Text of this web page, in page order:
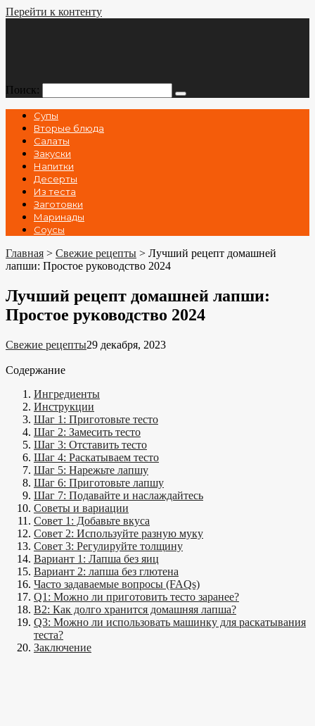
Перейти к контенту
Поиск:
Супы
Вторые блюда
Салаты
Закуски
Напитки
Десерты
Из теста
Заготовки
Маринады
Соусы
Главная > Свежие рецепты > Лучший рецепт домашней
лапши: Простое руководство 2024
Лучший рецепт домашней лапши:
Простое руководство 2024
Свежие рецепты29 декабря, 2023
Содержание
Ингредиенты
Инструкции
Шаг 1: Приготовьте тесто
Шаг 2: Замесить тесто
Шаг 3: Отставить тесто
Шаг 4: Раскатываем тесто
Шаг 5: Нарежьте лапшу
Шаг 6: Приготовьте лапшу
Шаг 7: Подавайте и наслаждайтесь
Советы и вариации
Совет 1: Добавьте вкуса
Совет 2: Используйте разную муку
Совет 3: Регулируйте толщину
Вариант 1: Лапша без яиц
Вариант 2: лапша без глютена
Часто задаваемые вопросы (FAQs)
Q1: Можно ли приготовить тесто заранее?
В2: Как долго хранится домашняя лапша?
Q3: Можно ли использовать машинку для раскатывания
теста?
Заключение